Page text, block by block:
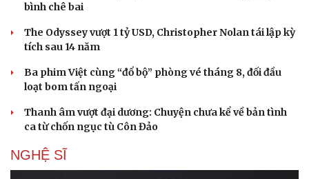
bình chê bai
The Odyssey vượt 1 tỷ USD, Christopher Nolan tái lập kỳ
tích sau 14 năm
Ba phim Việt cùng “đổ bộ” phòng vé tháng 8, đối đầu
loạt bom tấn ngoại
Thanh âm vượt đại dương: Chuyện chưa kể về bản tình
ca từ chốn ngục tù Côn Đảo
NGHỆ SĨ